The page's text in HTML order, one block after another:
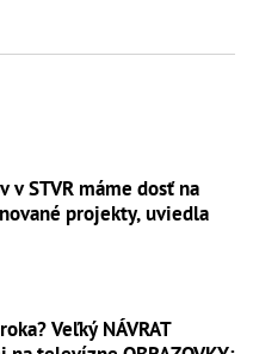
v STVR máme dosť na
projekty, uviedla
Veľký NÁVRAT